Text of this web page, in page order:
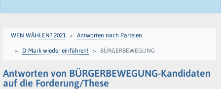
WEN WÄHLEN? 2021 Antworten nach Parteien
D-Mark wieder einführen! BÜRGERBEWEGUNG
Antworten von BÜRGERBEWEGUNG-Kandidaten
auf die Forderung/These